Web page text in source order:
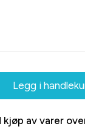
Legg i
av varer